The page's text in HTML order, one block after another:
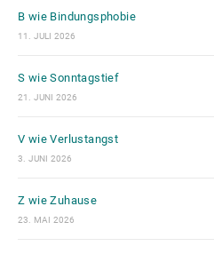
B wie Bindungsphobie
11. JULI 2026
S wie Sonntagstief
21. JUNI 2026
V wie Verlustangst
3. JUNI 2026
Z wie Zuhause
23. MAI 2026